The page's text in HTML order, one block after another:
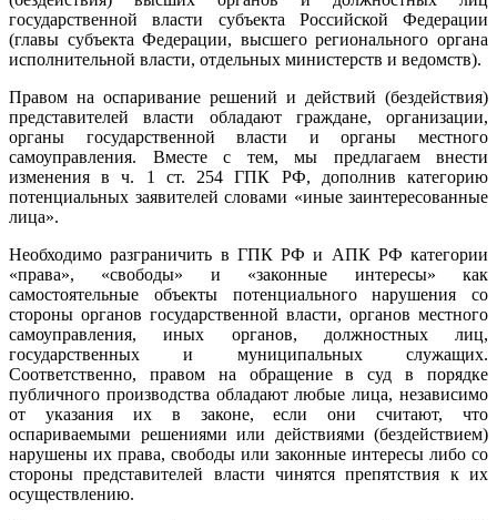
государственной власти субъекта Российской Федерации
(главы субъекта Федерации, высшего регионального органа
исполнительной власти, отдельных министерств и ведомств).
Правом на оспаривание решений и действий (бездействия)
представителей власти обладают граждане, организации,
органы государственной власти и органы местного
самоуправления. Вместе с тем, мы предлагаем внести
изменения в ч. 1 ст. 254 ГПК РФ, дополнив категорию
потенциальных заявителей словами «иные заинтересованные
лица».
Необходимо разграничить в ГПК РФ и АПК РФ категории
«права», «свободы» и «законные интересы» как
самостоятельные объекты потенциального нарушения со
стороны органов государственной власти, органов местного
самоуправления, иных органов, должностных лиц,
государственных и муниципальных служащих.
Соответственно, правом на обращение в суд в порядке
публичного производства обладают любые лица, независимо
от указания их в законе, если они считают, что
оспариваемыми решениями или действиями (бездействием)
нарушены их права, свободы или законные интересы либо со
стороны представителей власти чинятся препятствия к их
осуществлению.